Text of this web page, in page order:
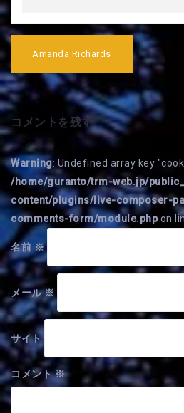
投
ナ
ビ
ゲ
ー
シ
ョ
ン
Amanda Richards
コメントを残す
Warning: Undefined array key
/home/guranto/trm-web.jp/
content/plugins/live-composer-
comments-form/module.phpon
名前 ※
メール※
サイト
コメント※